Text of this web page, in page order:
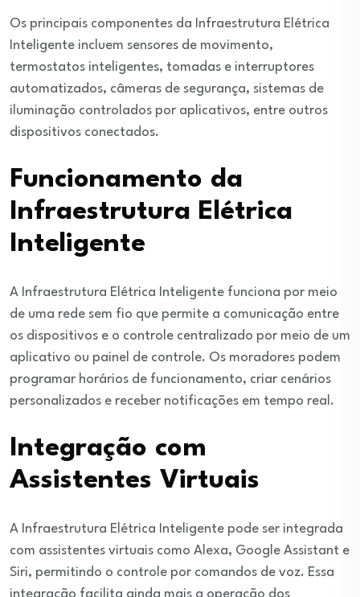
Os principais componentes da Infraestrutura Elétrica
Inteligente incluem sensores de movimento,
termostatos inteligentes, tomadas e interruptores
automatizados, câmeras de segurança, sistemas de
iluminação controlados por aplicativos, entre outros
dispositivos conectados.
Funcionamento da
Infraestrutura Elétrica
Inteligente
A Infraestrutura Elétrica Inteligente funciona por meio
de uma rede sem fio que permite a comunicação entre
os dispositivos e o controle centralizado por meio de um
aplicativo ou painel de controle. Os moradores podem
programar horários de funcionamento, criar cenários
personalizados e receber notificações em tempo real.
Integração com
Assistentes Virtuais
A Infraestrutura Elétrica Inteligente pode ser integrada
com assistentes virtuais como Alexa, Google Assistant e
Siri, permitindo o controle por comandos de voz. Essa
integração facilita ainda mais a operação dos